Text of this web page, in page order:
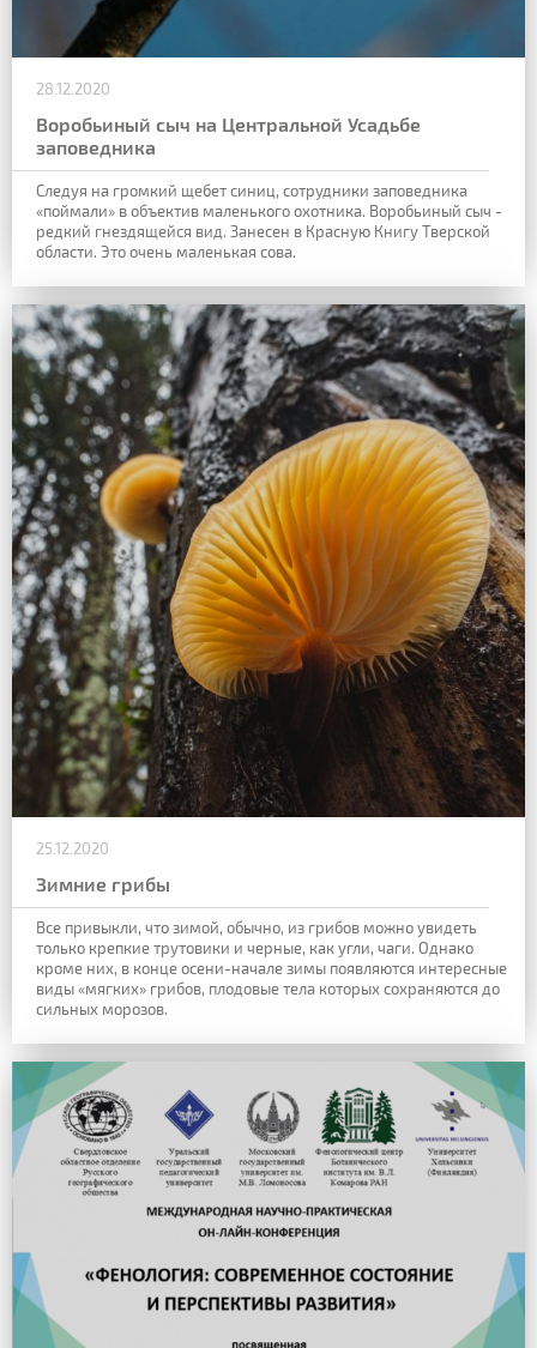
28.12.2020
Воробьиный сыч на Центральной Усадьбе
заповедника
Следуя на громкий щебет синиц, сотрудники заповедника
«поймали» в объектив маленького охотника. Воробьиный сыч -
редкий гнездящейся вид. Занесен в Красную Книгу Тверской
области. Это очень маленькая сова.
25.12.2020
Зимние грибы
Все привыкли, что зимой, обычно, из грибов можно увидеть
только крепкие трутовики и черные, как угли, чаги. Однако
кроме них, в конце осени-начале зимы появляются интересные
виды «мягких» грибов, плодовые тела которых сохраняются до
сильных морозов.